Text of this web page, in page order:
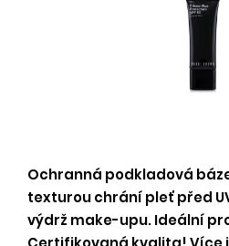
Ochranná podkladová báze
texturou chrání pleť před
výdrž make-upu. Ideální